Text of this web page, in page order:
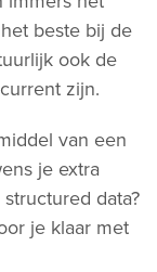
beste bij de
ook de
zijn.
van een
je extra
data?
je klaar met